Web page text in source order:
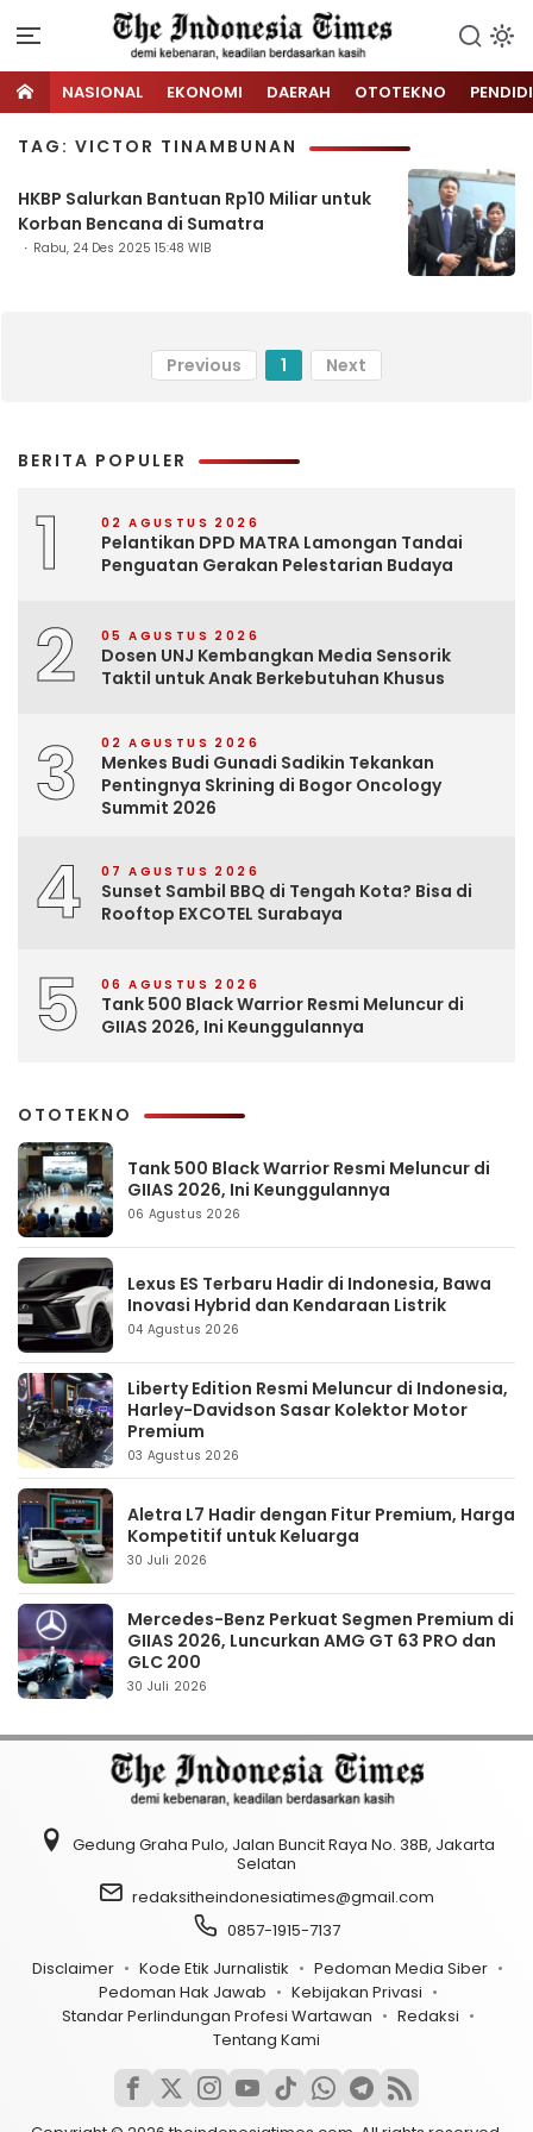
NASIONAL EKONOMI DAERAH OTOTEKNO
TAG: VICTOR TINAMBUNAN
HKBP Salurkan Bantuan Rp10 Miliar untuk
Korban Bencana di Sumatra
Rabu, 24 Des 2025 15:48 WIB
Previous 1 Next
BERITA POPULER
1 02 AGUSTUS 2026
Pelantikan DPD MATRA Lamongan Tandai
Penguatan Gerakan Pelestarian Budaya
2 05 AGUSTUS 2026
Dosen UNJ Kembangkan Media Sensorik
Taktil untuk Anak Berkebutuhan Khusus
3 02 AGUSTUS 2026
Menkes Budi Gunadi Sadikin Tekankan
Pentingnya Skrining di Bogor Oncology
Summit 2026
4 07 AGUSTUS 2026
Sunset Sambil BBQ di Tengah Kota? Bisa di
Rooftop EXCOTEL Surabaya
5 06 AGUSTUS 2026
Tank 500 Black Warrior Resmi Meluncur di
GIIAS 2026, Ini Keunggulannya
OTOTEKNO
Tank 500 Black Warrior Resmi Meluncur di
GIIAS 2026, Ini Keunggulannya
06 Agustus 2026
Lexus ES Terbaru Hadir di Indonesia, Bawa
Inovasi Hybrid dan Kendaraan Listrik
04 Agustus 2026
Liberty Edition Resmi Meluncur di Indonesia,
Harley-Davidson Sasar Kolektor Motor
Premium
03 Agustus 2026
Aletra L7 Hadir dengan Fitur Premium, Harga
Kompetitif untuk Keluarga
30 Juli 2026
Mercedes-Benz Perkuat Segmen Premium di
GIIAS 2026, Luncurkan AMG GT 63 PRO dan
GLC 200
30 Juli 2026
Gedung Graha Pulo, Jalan Buncit Raya No. 38B, Jakarta
Selatan
redaksitheindonesiatimes@gmail.com
0857-1915-7137
Disclaimer
Kode Etik Jurnalistik
Pedoman Media Siber
Pedoman Hak Jawab
Kebijakan Privasi
Standar Perlindungan Profesi Wartawan
Redaksi
Tentang Kami